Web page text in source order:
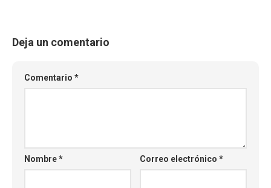
Deja un comentario
Comentario *
Nombre* Correo electrónico*